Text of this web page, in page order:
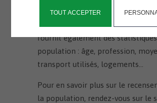
TOUT ACCEPTER
France et d’établir la population
de chaque commune. Le
fournit également des
population : âge, profession,
transport utilisés, logements…
Pour en savoir plus sur le
la population, rendez-vous sur le